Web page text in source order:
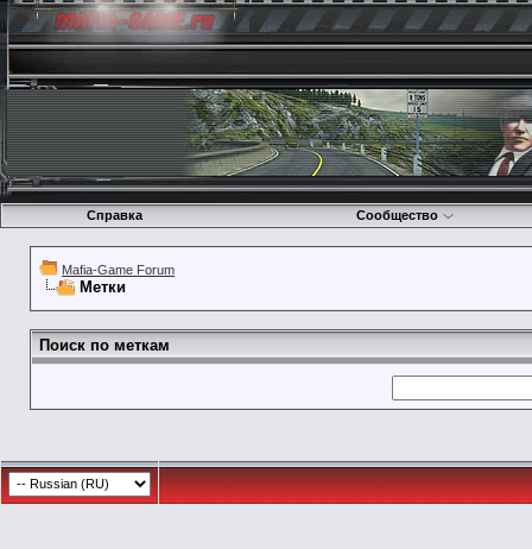
Справка Сообщество
Mafia-Game Forum
Метки
Поиск по меткам